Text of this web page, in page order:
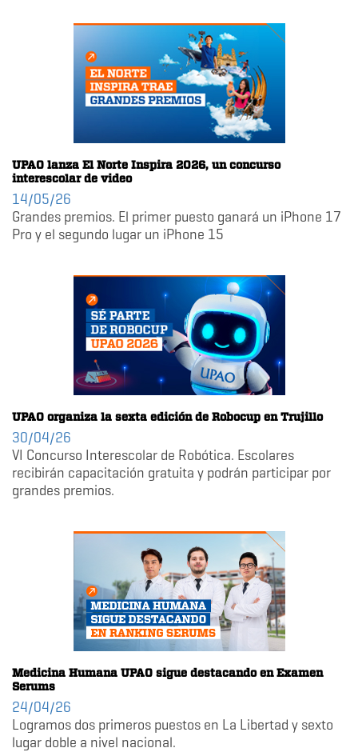
UPAO lanza El Norte Inspira 2026, un concurso
interescolar de video
14/05/26
Grandes premios. El primer puesto ganará un iPhone 17
Pro y el segundo lugar un iPhone 15
UPAO organiza la sexta edición de Robocup en Trujillo
30/04/26
VI Concurso Interescolar de Robótica. Escolares
recibirán capacitación gratuita y podrán participar por
grandes premios.
Medicina Humana UPAO sigue destacando en Examen
Serums
24/04/26
Logramos dos primeros puestos en La Libertad y sexto
lugar doble a nivel nacional.